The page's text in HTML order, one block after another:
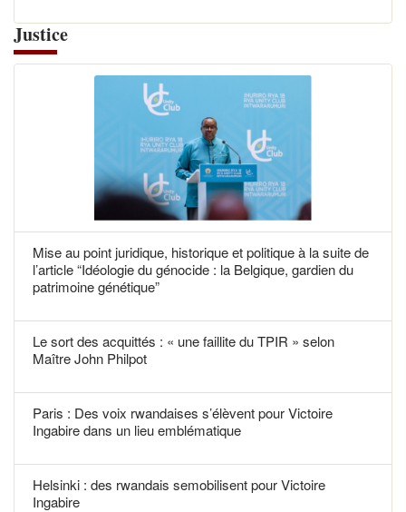
Justice
Mise au point juridique, historique et politique à la suite de
l’article “Idéologie du génocide : la Belgique, gardien du
patrimoine génétique”
Le sort des acquittés : « une faillite du TPIR » selon
Maître John Philpot
Paris : Des voix rwandaises s’élèvent pour Victoire
Ingabire dans un lieu emblématique
Helsinki : des rwandais semobilisent pour Victoire
Ingabire